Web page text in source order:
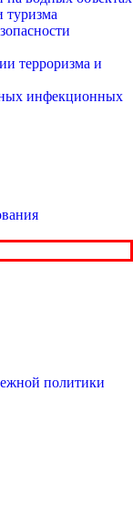
туризма
терроризма и
инфекционных
политики